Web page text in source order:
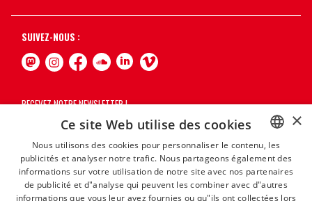
SUIVEZ-NOUS :
RECEVEZ NOTRE NEWSLETTER !
BASQUE
FRENCH
×
Ce site Web utilise des cookies
Nous utilisons des cookies pour personnaliser le contenu, les
publicités et analyser notre trafic. Nous partageons également des
informations sur votre utilisation de notre site avec nos partenaires
de publicité et d"analyse qui peuvent les combiner avec d"autres
informations que vous leur avez fournies ou qu"ils ont collectées lors